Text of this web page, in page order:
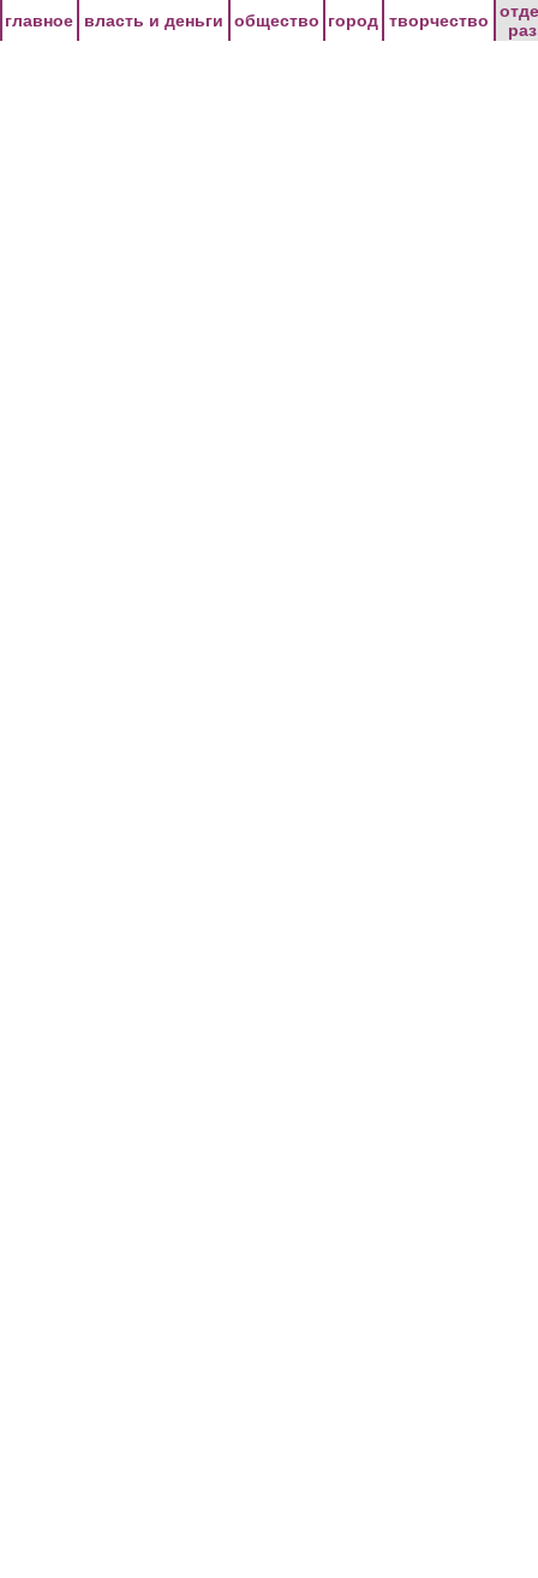
главное власть и деньги общество город творчество